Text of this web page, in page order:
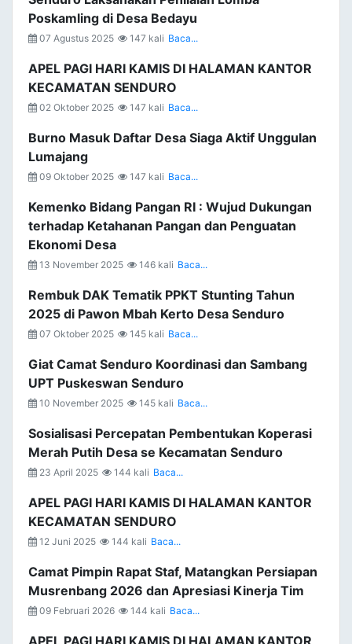
Poskamling di Desa Bedayu
07 Agustus 2025 147 kali Baca...
APEL PAGI HARI KAMIS DI HALAMAN KANTOR
KECAMATAN SENDURO
02 Oktober 2025 147 kali Baca...
Burno Masuk Daftar Desa Siaga Aktif Unggulan
Lumajang
09 Oktober 2025 147 kali Baca...
Kemenko Bidang Pangan RI : Wujud Dukungan
terhadap Ketahanan Pangan dan Penguatan
Ekonomi Desa
13 November 2025 146 kali Baca...
Rembuk DAK Tematik PPKT Stunting Tahun
2025 di Pawon Mbah Kerto Desa Senduro
07 Oktober 2025 145 kali Baca...
Giat Camat Senduro Koordinasi dan Sambang
UPT Puskeswan Senduro
10 November 2025 145 kali Baca...
Sosialisasi Percepatan Pembentukan Koperasi
Merah Putih Desa se Kecamatan Senduro
23 April 2025 144 kali Baca...
APEL PAGI HARI KAMIS DI HALAMAN KANTOR
KECAMATAN SENDURO
12 Juni 2025 144 kali Baca...
Camat Pimpin Rapat Staf, Matangkan Persiapan
Musrenbang 2026 dan Apresiasi Kinerja Tim
09 Februari 2026 144 kali Baca...
APEL PAGI HARI KAMIS DI HALAMAN KANTOR